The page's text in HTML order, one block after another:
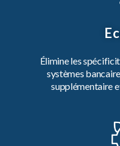
Élimine les
systèmes
supplémentaire